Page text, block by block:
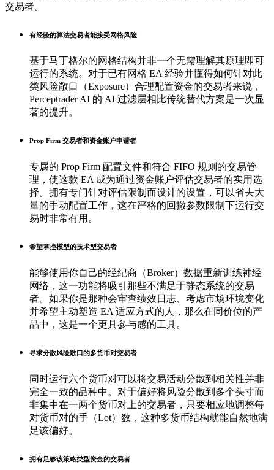
交易者。
有经验的算法交易者能接受网格风险
基于马丁格尔的网格结构并非一个无需理解其原理即可
运行的系统。对于已有网格 EA 经验并懂得如何针对此
类风险敞口（Exposure）合理配置资金的交易者来说，
Perceptrader AI 的 AI 过滤层相比传统替代方案是一次显
著的提升。
Prop Firm 交易者和资金账户申请者
专属的 Prop Firm 配置文件和符合 FIFO 规则的交易管
理，使这款 EA 成为通过资金账户评估交易者的实用选
择。拥有专门针对评估限制而设计的设置，可以省去大
量的手动配置工作，这在严格的回撤参数限制下运行交
易时非常有用。
希望掌控模型的技术型交易者
能够使用你自己的经纪商（Broker）数据重新训练神经
网络，这一功能将吸引那些不满足于静态系统的交易
者。如果你是那种会审查绩效日志、考虑市场环境变化
并希望主动塑造 EA 适应方式的人，那么在同价位的产
品中，这是一个更具参与感的工具。
寻求分散风险敞口的多货币对交易者
同时运行六个货币对可以将交易活动分散到相关性并非
完全一致的品种中。对于偏好将风险分散到多个头寸而
非集中在一两个货币对上的交易者，只要相应地调整每
对货币对的手（Lot）数，这种多货币结构就能自然地满
足该偏好。
拥有足够该策略类型资金的交易者